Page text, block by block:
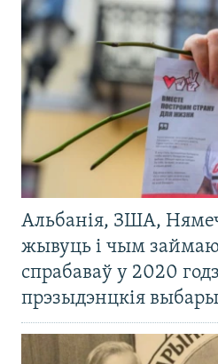
Альбанія, ЗША,
жывуць і чым
спрабаваў у 2020
прэзыдэнцкія выбары